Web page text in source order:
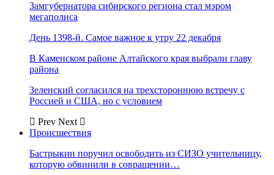
Замгубернатора сибирского региона стал мэром
мегаполиса
День 1398-й. Самое важное к утру 22 декабря
В Каменском районе Алтайского края выбрали главу
района
Зеленский согласился на трехстороннюю встречу с
Россией и США, но с условием
Prev Next
Происшествия
Бастрыкин поручил освободить из СИЗО учительницу,
которую обвинили в совращении…